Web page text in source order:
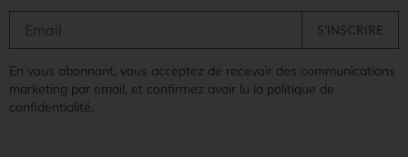
En vous abonnant, vous acceptez de recevoir des communications
marketing par email, et confirmez avoir lu la politique de
confidentialité.